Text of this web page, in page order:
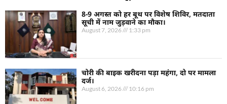
8-9 अगस्त को हर बूथ पर विशेष शिविर, मतदाता
सूची में नाम जुड़वाने का मौका।
August 7, 2026 1:33 pm
चोरी की बाइक खरीदना पड़ा महंगा, दो पर मामला
दर्ज।
August 6, 2026 10:16 pm